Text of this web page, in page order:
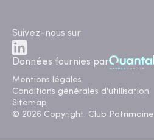
Suivez-nous sur
Données fournies par
Mentions légales
Conditions générales d'utillisation
Sitemap
© 2026 Copyright. Club Patrimoine